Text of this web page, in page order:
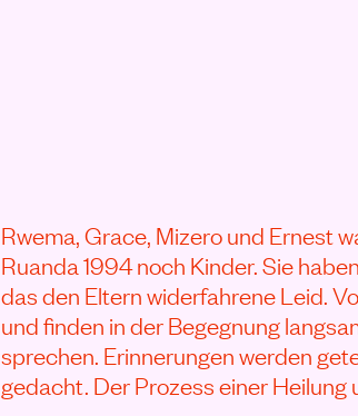
Rwema, Grace, Mizero und Ernest
Ruanda 1994 noch Kinder. Sie
das den Eltern widerfahrene Leid.
und finden in der Begegnung
sprechen. Erinnerungen werden
gedacht. Der Prozess einer Heilung